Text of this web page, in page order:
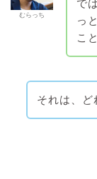
むらっち
で
っ
こ
それは、ど